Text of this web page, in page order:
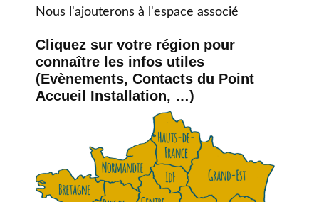
Nous l'ajouterons à l'espace associé
Cliquez sur votre région pour
connaître les infos utiles
(Evènements, Contacts du Point
Accueil Installation, …)